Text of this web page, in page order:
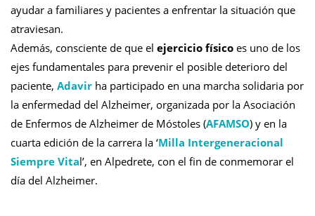
ayudar a familiares y pacientes a enfrentar la situación que
atraviesan.
Además, consciente de que el ejercicio físico es uno de los
ejes fundamentales para prevenir el posible deterioro del
paciente, Adavir ha participado en una marcha solidaria por
la enfermedad del Alzheimer, organizada por la Asociación
de Enfermos de Alzheimer de Móstoles (AFAMSO) y en la
cuarta edición de la carrera la ‘Milla Intergeneracional
Siempre Vital’, en Alpedrete, con el fin de conmemorar el
día del Alzheimer.